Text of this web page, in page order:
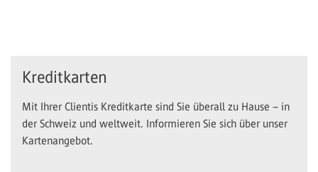
Kreditkarten
Mit Ihrer Clientis Kreditkarte sind Sie überall zu Hause – in
der Schweiz und weltweit. Informieren Sie sich über unser
Kartenangebot.